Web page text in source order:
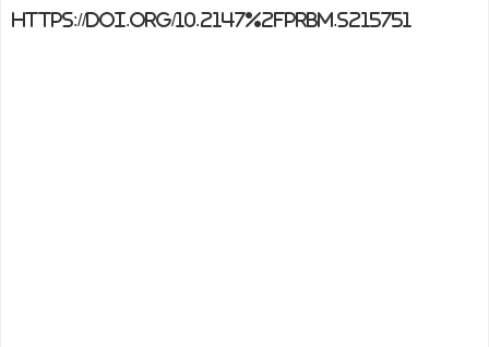
https://doi.org/10.2147%2FPRBM.S215751